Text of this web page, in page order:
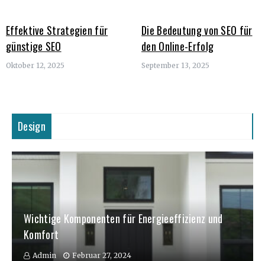
Effektive Strategien für
günstige SEO
Oktober 12, 2025
Die Bedeutung von SEO für
den Online-Erfolg
September 13, 2025
Design
Wichtige Komponenten für Energieeffizienz und
Komfort
Admin Februar 27, 2024